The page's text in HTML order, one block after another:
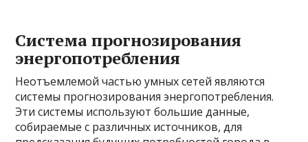
Система прогнозирования
энергопотребления
Неотъемлемой частью умных сетей являются
системы прогнозирования энергопотребления.
Эти системы используют большие данные,
собираемые с различных источников, для